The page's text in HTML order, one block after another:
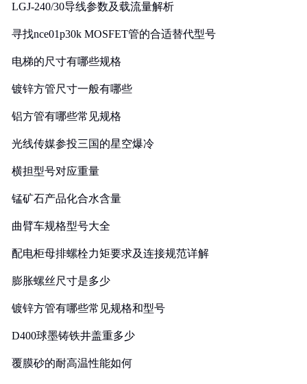
LGJ-240/30导线参数及载流量解析
寻找nce01p30k MOSFET管的合适替代型号
电梯的尺寸有哪些规格
镀锌方管尺寸一般有哪些
铝方管有哪些常见规格
光线传媒参投三国的星空爆冷
横担型号对应重量
锰矿石产品化合水含量
曲臂车规格型号大全
配电柜母排螺栓力矩要求及连接规范详解
膨胀螺丝尺寸是多少
镀锌方管有哪些常见规格和型号
D400球墨铸铁井盖重多少
覆膜砂的耐高温性能如何